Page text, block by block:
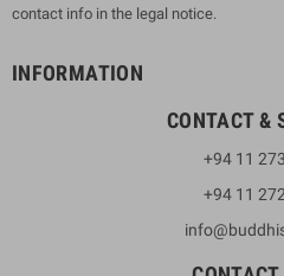
contact info in the legal notice.
INFORMATION
CONTACT &
+94 11
+94 11